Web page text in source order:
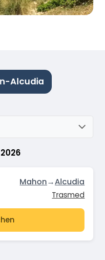
Alcudia
Mahon→Alcudia
Trasmed